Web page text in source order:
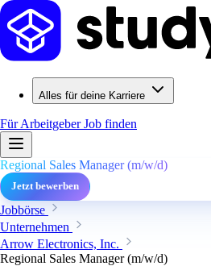
Alles für deine Karriere
Für ArbeitgeberJob finden
Regional Sales Manager (m/w/d)
Jetzt bewerben
Jobbörse
Unternehmen
Arrow Electronics, Inc.
Regional Sales Manager (m/w/d)